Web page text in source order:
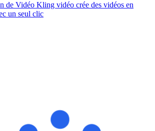
de Vidéo Kling vidéo crée des vidéos en
un seul clic